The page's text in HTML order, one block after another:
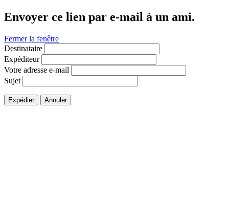
Envoyer ce lien par e-mail à un ami.
Fermer la fenêtre
Destinataire
Expéditeur
Votre adresse e-mail
Sujet
Expédier Annuler